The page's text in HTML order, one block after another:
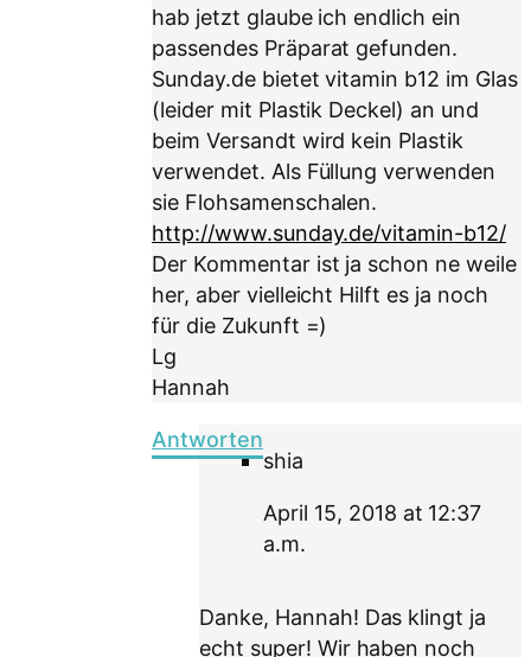
hab jetzt glaube ich endlich ein
passendes Präparat gefunden.
Sunday.de bietet vitamin b12 im Glas
(leider mit Plastik Deckel) an und
beim Versandt wird kein Plastik
verwendet. Als Füllung verwenden
sie Flohsamenschalen.
http://www.sunday.de/vitamin-b12/
Der Kommentar ist ja schon ne weile
her, aber vielleicht Hilft es ja noch
für die Zukunft =)
Lg
Hannah
Antworten
shia
April 15, 2018 at 12:37
a.m.
Danke, Hannah! Das klingt ja
echt super! Wir haben noch